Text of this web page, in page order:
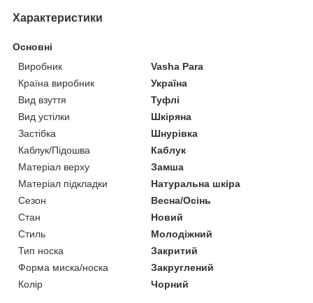
Характеристики
Основні
Виробник
Vasha Para
Країна виробник
Україна
Вид взуття
Туфлі
Вид устілки
Шкіряна
Застібка
Шнурівка
Каблук/Підошва
Каблук
Матеріал верху
Замша
Матеріал підкладки
Натуральна шкіра
Сезон
Весна/Осінь
Стан
Новий
Стиль
Молодіжний
Тип носка
Закритий
Форма миска/носка
Закруглений
Колір
Чорний